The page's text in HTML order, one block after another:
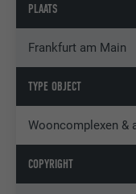
PLAATS
Frankfurt am Main
TYPE OBJECT
Wooncomplexen &
COPYRIGHT